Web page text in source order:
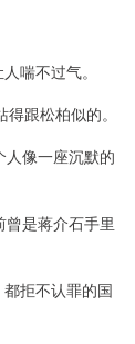
喘不过气。
跟松柏似的。
像一座沉默的
是蒋介石手里
拒不认罪的国